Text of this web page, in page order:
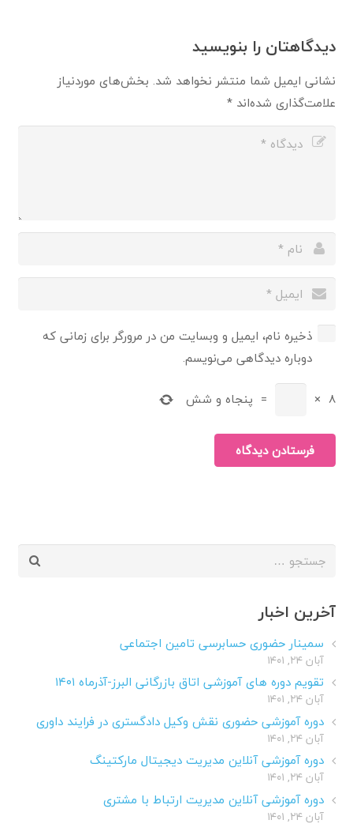
دیدگاهتان را بنویسید
نشانی ایمیل شما منتشر نخواهد شد. بخش‌های موردنیاز
علامت‌گذاری شده‌اند*
ذخیره نام، ایمیل و وبسایت من در مرورگر برای زمانی که
دوباره دیدگاهی می‌نویسم.
8
×
= پنجاه و شش
فرستادن دیدگاه
جستجو
آخرین اخبار
سمینار حضوری حسابرسی تامین اجتماعی
آبان ۲۴, ۱۴۰۱
تقویم دوره های آموزشی اتاق بازرگانی البرز-آذرماه ۱۴۰۱
آبان ۲۴, ۱۴۰۱
دوره آموزشی حضوری نقش وکیل دادگستری در فرایند داوری
آبان ۲۴, ۱۴۰۱
دوره آموزشی آنلاین مدیریت دیجیتال مارکتینگ
آبان ۲۴, ۱۴۰۱
دوره آموزشی آنلاین مدیریت ارتباط با مشتری
آبان ۲۴, ۱۴۰۱